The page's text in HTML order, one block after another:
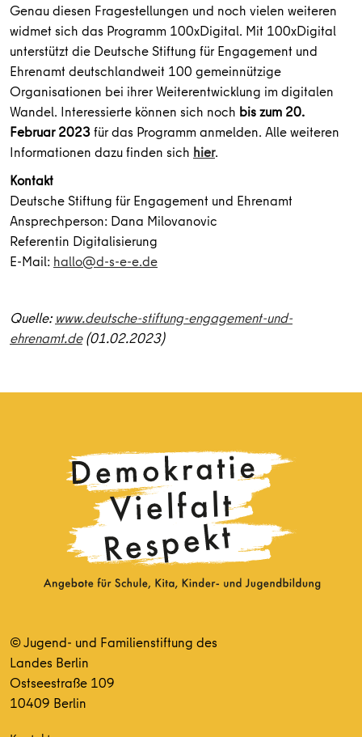
Genau diesen Fragestellungen und noch vielen weiteren
widmet sich das Programm 100xDigital. Mit 100xDigital
unterstützt die Deutsche Stiftung für Engagement und
Ehrenamt deutschlandweit 100 gemeinnützige
Organisationen bei ihrer Weiterentwicklung im digitalen
Wandel. Interessierte können sich noch bis zum 20.
Februar 2023für das Programm anmelden. Alle weiteren
Informationen dazu finden sich hier.
Kontakt
Deutsche Stiftung für Engagement und Ehrenamt
Ansprechperson: Dana Milovanovic
Referentin Digitalisierung
E-Mail: hallo@d-s-e-e.de
Quelle: www.deutsche-stiftung-engagement-und-
ehrenamt.de(01.02.2023)
© Jugend- und Familienstiftung des
Landes Berlin
Ostseestraße 109
10409 Berlin